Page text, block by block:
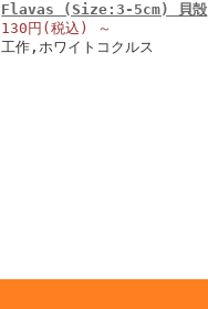
Flavas (Size:3-5cm) 貝殻
130円(税込)
～
工作,ホワイトコクルス